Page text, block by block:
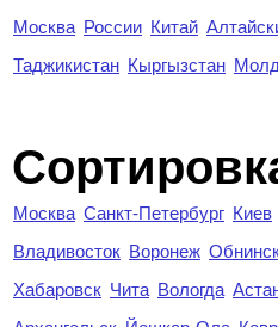
Москва России Китай
Таджикистан Кыргызстан
Москва Санкт-Петербург Киев
Владивосток Воронеж
Хабаровск Чита Вологда